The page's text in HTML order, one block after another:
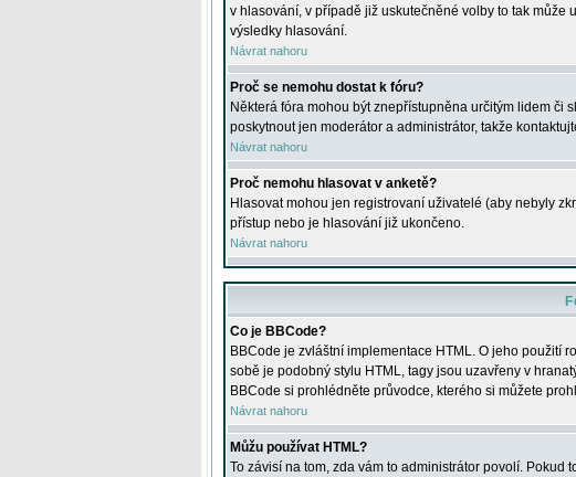
v hlasování, v případě již uskutečněné volby to tak
výsledky hlasování.
Návrat nahoru
Proč se nemohu dostat k fóru?
Některá fóra mohou být znepřístupněna určitým lidem či
poskytnout jen moderátor a administrátor, takže
Návrat nahoru
Proč nemohu hlasovat v anketě?
Hlasovat mohou jen registrovaní uživatelé (aby nebyly
přístup nebo je hlasování již ukončeno.
Návrat nahoru
Co je BBCode?
BBCode je zvláštní implementace HTML. O jeho použití
sobě je podobný stylu HTML, tagy jsou uzavřeny v
BBCode si prohlédněte průvodce, kterého si můžete
Návrat nahoru
Můžu používat HTML?
To závisí na tom, zda vám to administrátor povolí. Pokud